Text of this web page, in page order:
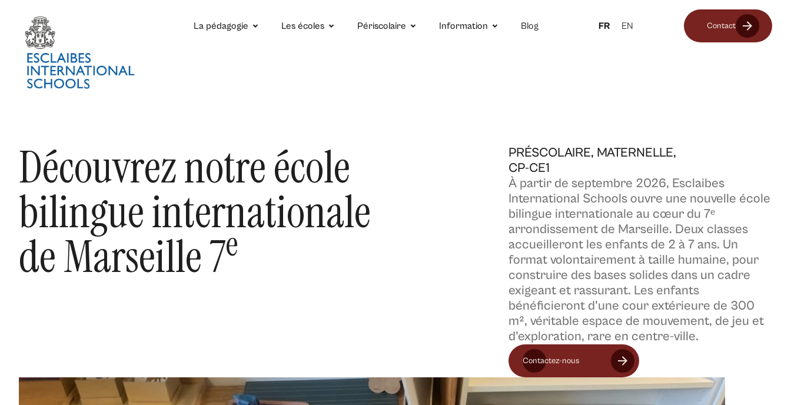
La pédagogie Les écoles Périscolaire Information Blog FR EN Contact
Découvrez notre école
bilingue internationale
de Marseille 7e
PRÉSCOLAIRE, MATERNELLE,
CP-CE1
À partir de septembre 2026, Esclaibes
International Schools ouvre une nouvelle école
bilingue internationale au cœur du 7ᵉ
arrondissement de Marseille. Deux classes
accueilleront les enfants de 2 à 7 ans. Un
format volontairement à taille humaine, pour
construire des bases solides dans un cadre
exigeant et rassurant. Les enfants
bénéficieront d’une cour extérieure de 300
m², véritable espace de mouvement, de jeu et
d’exploration, rare en centre-ville.
Contactez-nous